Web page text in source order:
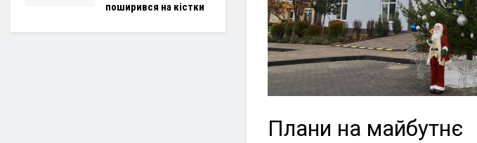
Плани на майбутнє
поширився на кістки